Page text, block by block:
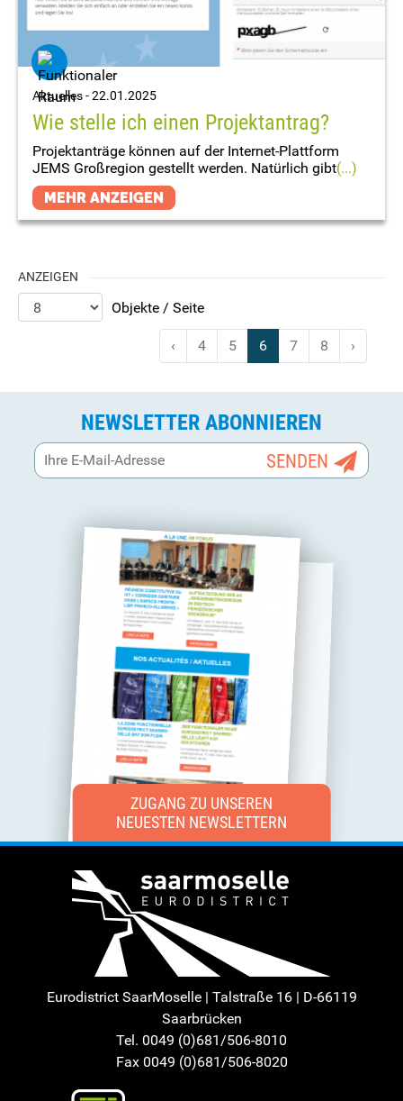
Aktuelles -22.01.2025
Wie stelle ich einen Projektantrag?
Projektanträge können auf der Internet-Plattform
JEMS Großregion gestellt werden. Natürlich gibt(...)
MEHR ANZEIGEN
ANZEIGEN
‹ 4 5 6 7 8 ›
Objekte / Seite
NEWSLETTER ABONNIEREN
ZUGANG ZU UNSEREN
NEUESTEN NEWSLETTERN
Eurodistrict SaarMoselle | Talstraße 16 | D-66119
Saarbrücken
Tel. 0049 (0)681/506-8010
Fax 0049 (0)681/506-8020